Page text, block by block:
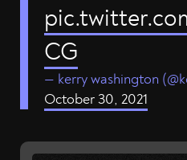
CG
— kerry washington
October 30, 2021